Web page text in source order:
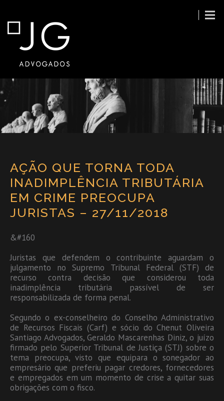
AÇÃO QUE TORNA TODA
INADIMPLÊNCIA TRIBUTÁRIA
EM CRIME PREOCUPA
JURISTAS – 27/11/2018
&#160
Juristas que defendem o contribuinte aguardam o
julgamento no Supremo Tribunal Federal (STF) de
recurso contra decisão que considerou toda
inadimplência tributária passível de ser
responsabilizada de forma penal.
Segundo o ex-conselheiro do Conselho Administrativo
de Recursos Fiscais (Carf) e sócio do Chenut Oliveira
Santiago Advogados, Geraldo Mascarenhas Diniz, o juízo
firmado pelo Superior Tribunal de Justiça (STJ) sobre o
tema preocupa, visto que equipara o sonegador ao
empresário que preferiu pagar credores, fornecedores
e empregados em um momento de crise a quitar suas
obrigações com o fisco.